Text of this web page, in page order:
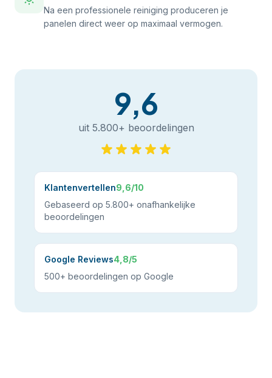
Na een professionele reiniging produceren je
panelen direct weer op maximaal vermogen.
9,6
uit 5.800+ beoordelingen
Klantenvertellen9,6/10
Gebaseerd op 5.800+ onafhankelijke
beoordelingen
Google Reviews4,8/5
500+ beoordelingen op Google